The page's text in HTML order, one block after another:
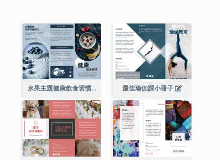
水果主題健康飲食習慣小冊子 最佳瑜伽課小冊子